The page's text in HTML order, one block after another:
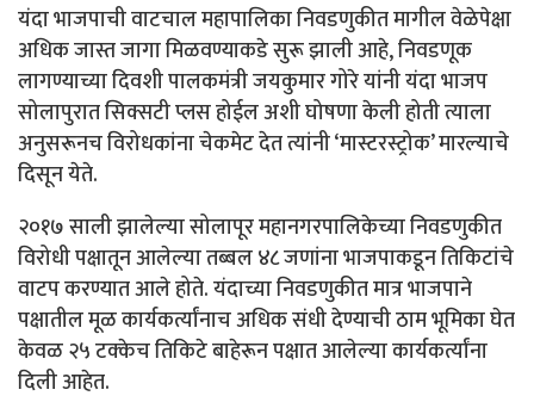
यंदा भाजपाची वाटचाल महापालिका निवडणुकीत मागील वेळेपेक्षा
अधिक जास्त जागा मिळवण्याकडे सुरू झाली आहे, निवडणूक
लागण्याच्या दिवशी पालकमंत्री जयकुमार गोरे यांनी यंदा भाजप
सोलापुरात सिक्सटी प्लस होईल अशी घोषणा केली होती त्याला
अनुसरूनच विरोधकांना चेकमेट देत त्यांनी ‘मास्टरस्ट्रोक’ मारल्याचे
दिसून येते.
२०१७ साली झालेल्या सोलापूर महानगरपालिकेच्या निवडणुकीत
विरोधी पक्षातून आलेल्या तब्बल ४८ जणांना भाजपाकडून तिकिटांचे
वाटप करण्यात आले होते. यंदाच्या निवडणुकीत मात्र भाजपाने
पक्षातील मूळ कार्यकर्त्यांनाच अधिक संधी देण्याची ठाम भूमिका घेत
केवळ २५ टक्केच तिकिटे बाहेरून पक्षात आलेल्या कार्यकर्त्यांना
दिली आहेत.